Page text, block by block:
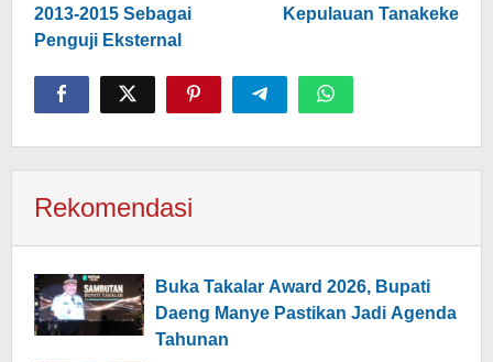
2013-2015 Sebagai
Penguji Eksternal
Kepulauan Tanakeke
Rekomendasi
Buka Takalar Award 2026, Bupati
Daeng Manye Pastikan Jadi Agenda
Tahunan